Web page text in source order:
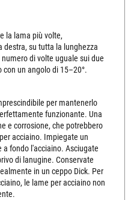
la lama più volte,
su tutta la lunghezza
di volte uguale sui due
un angolo di 15–20°.
per mantenerlo
funzionante. Una
e corrosione, che potrebbero
acciaino. Impiegate un
fondo l'acciaino. Asciugate
di lanugine. Conservate
in un ceppo Dick. Per
le lame per acciaino non